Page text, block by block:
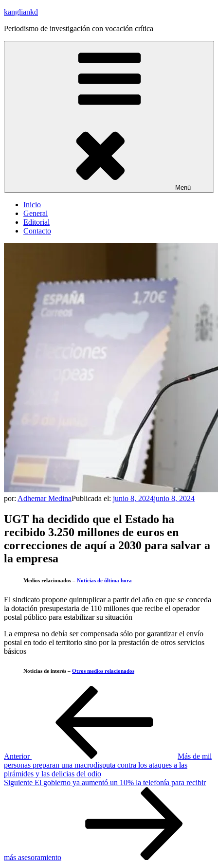
Saltar
contenido
kangliankd
Periodismo de investigación con vocación crítica
Menú
Inicio
General
Editorial
Contacto
por: Adhemar MedinaPublicada el: junio 8, 2024junio 8, 2024
UGT ha decidido que el Estado ha
recibido 3.250 millones de euros en
correcciones de aquí a 2030 para salvar a
la empresa
Medios relacionados – Noticias de última hora
El sindicato propone quintuplicar a partir del año en que se conceda
la dotación presupestaria de 110 millones que recibe el operador
postal público para estabilizar su situación
La empresa no debía ser compensada sólo por garantizar el envío
postal en todo el territorio sino por la prestación de otros servicios
básicos
Noticias de interés – Otros medios relacionados
Anterior
Más de mil
personas preparan una macrodisputa contra los ataques a las
pirámides y las delicias del odio
Siguiente
Siguiente El gobierno ya aumentó un 10% la telefonía para recibir
más asesoramiento